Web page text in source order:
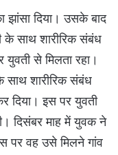
दिया। उसके बाद
के साथ शारीरिक संबंध
से मिलता रहा।
साथ शारीरिक संबंध
दिया। इस पर युवती
दिसंबर माह में युवक ने
पर वह उसे मिलने गांव